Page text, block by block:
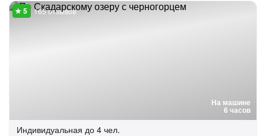
На машине
6 часов
165 отзывов
Индивидуальная до 4 чел.